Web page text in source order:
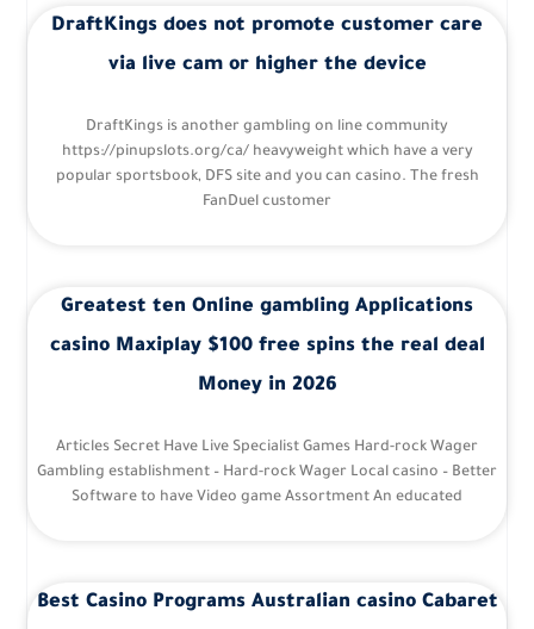
DraftKings does not promote customer care
via live cam or higher the device
DraftKings is another gambling on line community
https://pinupslots.org/ca/ heavyweight which have a very
popular sportsbook, DFS site and you can casino. The fresh
FanDuel customer
Greatest ten Online gambling Applications
casino Maxiplay $100 free spins the real deal
Money in 2026
Articles Secret Have Live Specialist Games Hard-rock Wager
Gambling establishment – Hard-rock Wager Local casino – Better
Software to have Video game Assortment An educated
Best Casino Programs Australian casino Cabaret